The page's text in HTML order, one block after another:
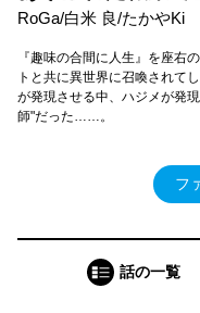
RoGa/白米 良/たかやKi
『趣味の合間に人生』を座右
トと共に異世界に召喚されて
が発現させる中、ハジメが発
師"だった……。
フ
話の一覧